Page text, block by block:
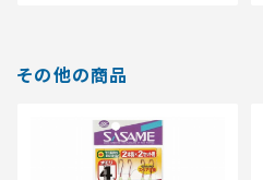
その他の商品